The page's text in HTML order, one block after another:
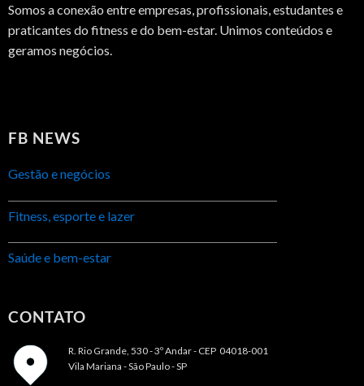
Somos a conexão entre empresas, profissionais, estudantes e
praticantes do fitness e do bem-estar. Unimos conteúdos e
geramos negócios.
FB NEWS
Gestão e negócios
Fitness, esporte e lazer
Saúde e bem-estar
CONTATO
R. Rio Grande, 530 - 3º Andar - CEP 04018-001
Vila Mariana - São Paulo - SP